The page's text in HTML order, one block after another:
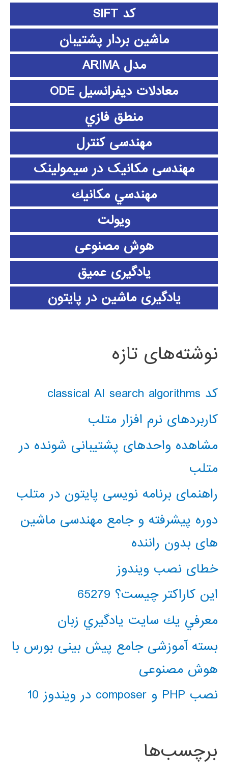
کد SIFT
ماشین بردار پشتیبان
مدل ARIMA
معادلات دیفرانسیل ODE
منطق فازي
مهندسی کنترل
مهندسی مکانیک در سیمولینک
مهندسي مكانيك
ویولت
هوش مصنوعی
یادگیری عمیق
یادگیری ماشین در پایتون
نوشته‌های تازه
کد classical AI search algorithms
کاربردهای نرم افزار متلب
مشاهده واحدهای پشتیبانی شونده در
متلب
راهنمای برنامه نویسی پایتون در متلب
دوره پیشرفته و جامع مهندسی ماشین
های بدون راننده
خطای نصب ویندوز
این کاراکتر چیست؟ 65279
معرفي يك سايت يادگيري زبان
بسته آموزشی جامع پیش بینی بورس با
هوش مصنوعی
نصب PHP و composer در ویندوز 10
برچسب‌ها